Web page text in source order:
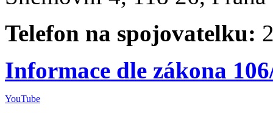
Telefon na spojovatelku:
Informace dle zákona
YouTube